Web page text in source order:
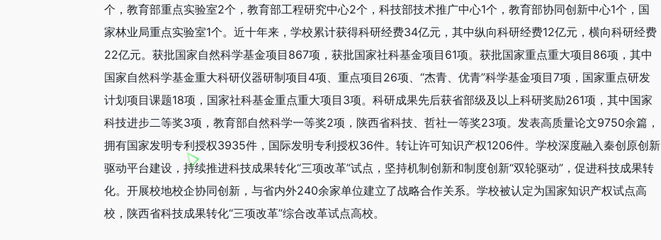
个，教育部重点实验室2个，教育部工程研究中心2个，科技部技术推广中心1个，教育部协同创新中心1个，国
家林业局重点实验室1个。近十年来，学校累计获得科研经费34亿元，其中纵向科研经费12亿元，横向科研经费
22亿元。获批国家自然科学基金项目867项，获批国家社科基金项目61项。获批国家重点重大项目86项，其中
国家自然科学基金重大科研仪器研制项目4项、重点项目26项、“杰青、优青”科学基金项目7项，国家重点研发
计划项目课题18项，国家社科基金重点重大项目3项。科研成果先后获省部级及以上科研奖励261项，其中国家
科技进步二等奖3项，教育部自然科学一等奖2项，陕西省科技、哲社一等奖23项。发表高质量论文9750余篇，
拥有国家发明专利授权3935件，国际发明专利授权36件。转让许可知识产权1206件。学校深度融入秦创原创新
驱动平台建设，持续推进科技成果转化“三项改革”试点，坚持机制创新和制度创新“双轮驱动”，促进科技成果转
化。开展校地校企协同创新，与省内外240余家单位建立了战略合作关系。学校被认定为国家知识产权试点高
校，陕西省科技成果转化“三项改革”综合改革试点高校。